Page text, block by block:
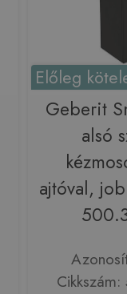
Előleg
Geberit
alsó
ajtóval,